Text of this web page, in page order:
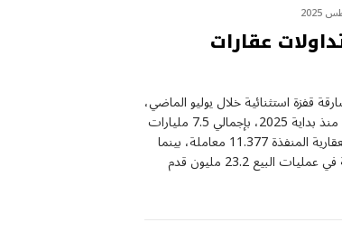
عقارات
قفزة استثنائية خلال يوليو الماضي،
محققاً أعلى قيمة تداولات شهرية منذ بداية 2025، بإجمالي 7.5 مليارات
درهم، فيما بلغ عدد المعاملات العقارية المنفذة 11.377 معاملة، بينما
تجاوز إجمالي المساحات المتداولة في عمليات البيع 23.2 مليون قدم